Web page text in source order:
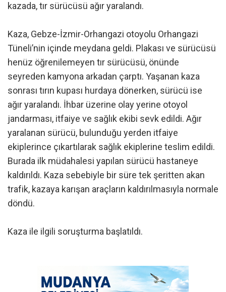
kazada, tır sürücüsü ağır yaralandı.
Kaza, Gebze-İzmir-Orhangazi otoyolu Orhangazi
Tüneli’nin içinde meydana geldi. Plakası ve sürücüsü
henüz öğrenilemeyen tır sürücüsü, önünde
seyreden kamyona arkadan çarptı. Yaşanan kaza
sonrası tırın kupası hurdaya dönerken, sürücü ise
ağır yaralandı. İhbar üzerine olay yerine otoyol
jandarması, itfaiye ve sağlık ekibi sevk edildi. Ağır
yaralanan sürücü, bulunduğu yerden itfaiye
ekiplerince çıkartılarak sağlık ekiplerine teslim edildi.
Burada ilk müdahalesi yapılan sürücü hastaneye
kaldırıldı. Kaza sebebiyle bir süre tek şeritten akan
trafik, kazaya karışan araçların kaldırılmasıyla normale
döndü.
Kaza ile ilgili soruşturma başlatıldı.